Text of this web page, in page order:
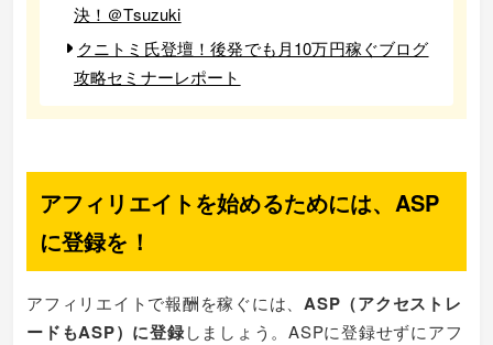
決！＠Tsuzuki
クニトミ氏登壇！後発でも月10万円稼ぐブログ
攻略セミナーレポート
アフィリエイトを始めるためには、ASP
に登録を！
アフィリエイトで報酬を稼ぐには、 ASP（アクセストレ
ードもASP）に登録しましょう。ASPに登録せずにアフ